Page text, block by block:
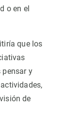
o en el
que los
pensar y
de